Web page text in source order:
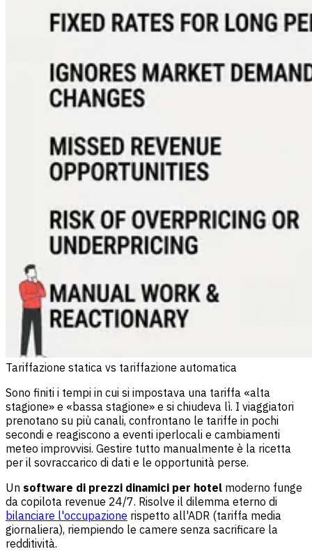
Tariffazione statica vs tariffazione automatica
Sono finiti i tempi in cui si impostava una tariffa «alta
stagione» e «bassa stagione» e si chiudeva lì. I viaggiatori
prenotano su più canali, confrontano le tariffe in pochi
secondi e reagiscono a eventi iperlocali e cambiamenti
meteo improvvisi. Gestire tutto manualmente è la ricetta
per il sovraccarico di dati e le opportunità perse.
Un software di prezzi dinamici per hotel moderno funge
da copilota revenue 24/7. Risolve il dilemma eterno di
bilanciare l'occupazione rispetto all'ADR (tariffa media
giornaliera), riempiendo le camere senza sacrificare la
redditività.